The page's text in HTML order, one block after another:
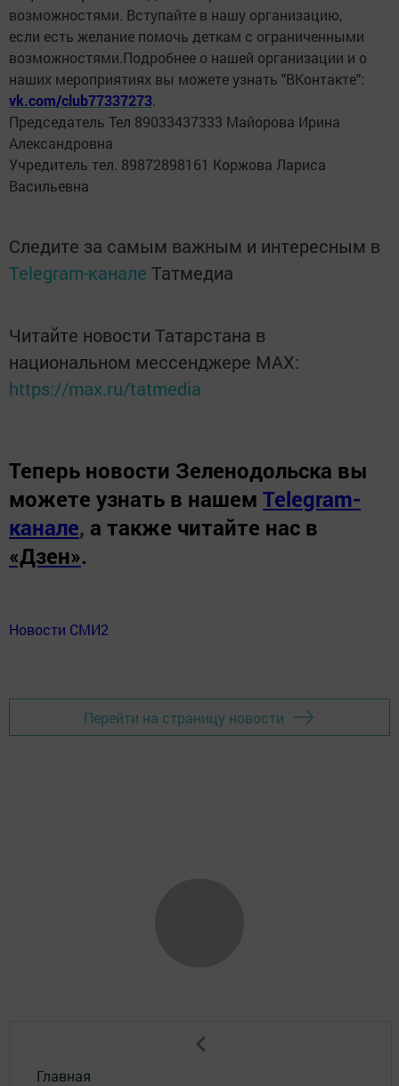
возможностями. Вступайте в нашу организацию,
если есть желание помочь деткам с ограниченными
возможностями.Подробнее о нашей организации и о
наших мероприятиях вы можете узнать "ВКонтакте":
vk.com/club77337273.
Председатель Тел 89033437333 Майорова Ирина
Александровна
Учредитель тел. 89872898161 Коржова Лариса
Васильевна
Следите за самым важным и интересным в
Telegram-канале Татмедиа
Читайте новости Татарстана в
национальном мессенджере MАХ:
https://max.ru/tatmedia
Теперь новости Зеленодольска вы
можете узнать в нашем Telegram-
канале, а также читайте нас в
«Дзен».
Новости СМИ2
Перейти на страницу новости
Главная